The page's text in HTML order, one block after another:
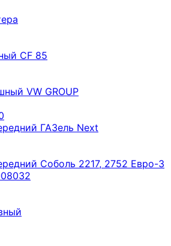
CF 85
VW GROUP
ГАЗель Next
Соболь 2217, 2752 Евро-3